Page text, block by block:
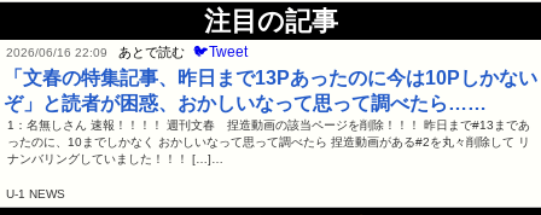
注目の記事
2026/06/16 22:09 あとで読む 🐦Tweet
「文春の特集記事、昨日まで13Pあったのに今は10Pしかない
ぞ」と読者が困惑、おかしいなって思って調べたら……
1：名無しさん 速報！！！！ 週刊文春 捏造動画の該当ページを削除！！！ 昨日まで#13まであ
ったのに、10までしかなく おかしいなって思って調べたら 捏造動画がある#2を丸々削除して リ
ナンバリングしていました！！！ […]…
U-1 NEWS